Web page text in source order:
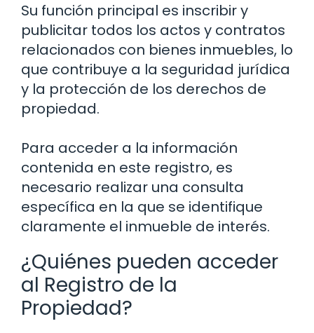
Su función principal es inscribir y
publicitar todos los actos y contratos
relacionados con bienes inmuebles, lo
que contribuye a la seguridad jurídica
y la protección de los derechos de
propiedad.
Para acceder a la información
contenida en este registro, es
necesario realizar una consulta
específica en la que se identifique
claramente el inmueble de interés.
¿Quiénes pueden acceder
al Registro de la
Propiedad?